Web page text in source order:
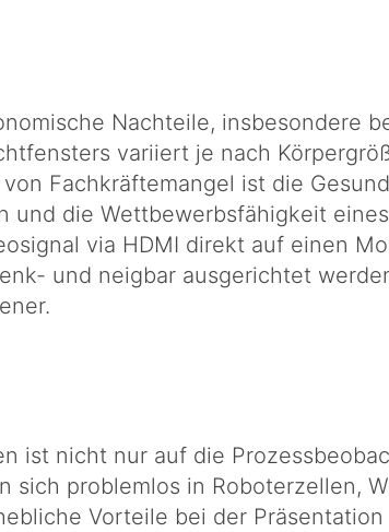
Nachteile, insbesondere
variiert je nach
Fachkräftemangel ist die
die Wettbewerbsfähigkeit
via HDMI direkt auf einen
und neigbar ausgerichtet
ist nicht nur auf die
sich problemlos in Roboterzellen,
Vorteile bei der